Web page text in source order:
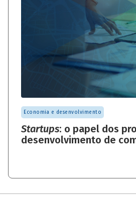
Economia e desenvolvimento
Startups: o papel dos
desenvolvimento de